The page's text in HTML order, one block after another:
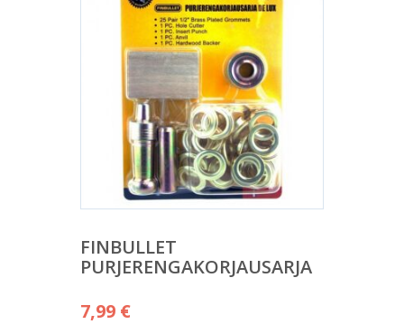
FINBULLET
PURJERENGAKORJAUSARJA
7,99 €